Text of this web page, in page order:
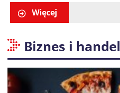
Więcej
Biznes i handel